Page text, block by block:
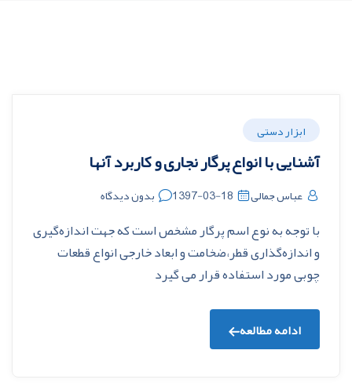
ابزار دستی
آشنایی با انواع پرگار نجاری و کاربرد آنها
عباس جمالی 1397-03-18 بدون دیدگاه
با توجه به نوع اسم پرگار مشخص است که جهت اندازه‌گیری
و اندازه‌گذاری قطر،ضخامت و ابعاد خارجی انواع قطعات
چوبی مورد استفاده قرار می گیرد
ادامه مطالعه